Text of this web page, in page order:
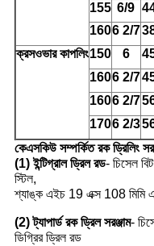
155 6/9
1606 2/7
ক্রসওভার কাপলিং150 6
1606 2/7
1606 2/7
1706 2/3
কেএসকিউ সম্পর্কিত রক ড্রিলিং
(1) ইন্টিগ্রাল ড্রিল রড- চিসেল
স্টিল,
শ্যাঙ্ক এইচ 19 এক্স 108 মিমি
(2) ট্যাপার্ড রক ড্রিল সরঞ্জাম-
ডিগ্রির ড্রিল রড